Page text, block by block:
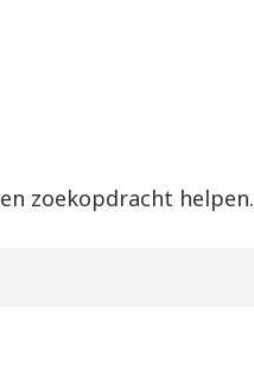
zoekopdracht helpen.